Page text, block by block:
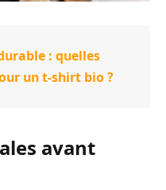
: quelles
un t-shirt bio ?
avant